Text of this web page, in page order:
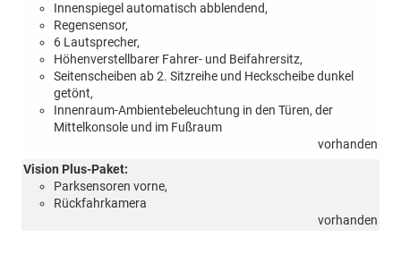
Innenspiegel automatisch abblendend,
Regensensor,
6 Lautsprecher,
Höhenverstellbarer Fahrer- und Beifahrersitz,
Seitenscheiben ab 2. Sitzreihe und Heckscheibe dunkel
getönt,
Innenraum-Ambientebeleuchtung in den Türen, der
Mittelkonsole und im Fußraum
vorhanden
Vision Plus-Paket:
Parksensoren vorne,
Rückfahrkamera
vorhanden